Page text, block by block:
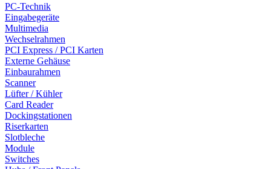
PC-Technik
Eingabegeräte
Multimedia
Wechselrahmen
PCI Express / PCI Karten
Externe Gehäuse
Einbaurahmen
Scanner
Lüfter / Kühler
Card Reader
Dockingstationen
Riserkarten
Slotbleche
Module
Switches